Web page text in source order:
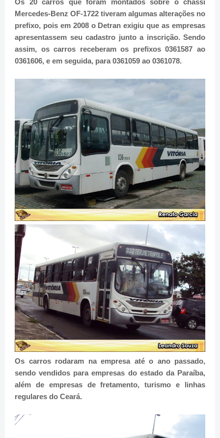
Os 20 carros que foram montados sobre o chassi
Mercedes-Benz OF-1722 tiveram algumas alterações no
prefixo, pois em 2008 o Detran exigiu que as empresas
apresentassem seu cadastro junto a inscrição. Sendo
assim, os carros receberam os prefixos 0361587 ao
0361606, e em seguida, para 0361059 ao 0361078.
Os carros rodaram na empresa até o ano passado,
sendo vendidos para empresas do estado da Paraíba,
além de empresas de fretamento, turismo e linhas
regulares do Ceará.